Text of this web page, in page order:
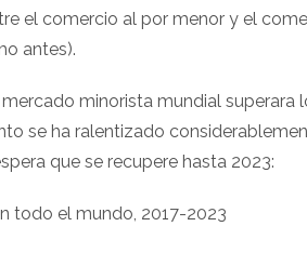
el comercio al por menor y el
antes).
minorista mundial superara
se ha ralentizado
que se recupere hasta 2023:
todo el mundo, 2017-2023